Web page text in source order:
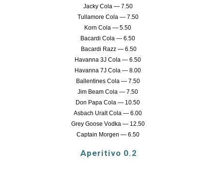
Jacky Cola — 7.50
Tullamore Cola — 7.50
Korn Cola — 5.50
Bacardi Cola — 6.50
Bacardi Razz — 6.50
Havanna 3J Cola — 6.50
Havanna 7J Cola — 8.00
Ballentines Cola — 7.50
Jim Beam Cola — 7.50
Don Papa Cola — 10.50
Asbach Uralt Cola — 6.00
Grey Goose Vodka — 12.50
Captain Morgen — 6.50
Aperitivo 0.2